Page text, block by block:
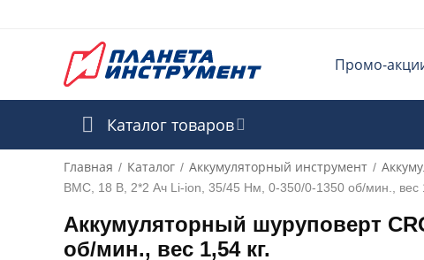
Промо-
Каталог товаров
Главная / Каталог / Аккумуляторный инструмент /
BMC, 18 В, 2*2 Ач Li-ion, 35/45 Нм, 0-350/0-1350 об/мин., вес
Аккумуляторный шуруповерт
об/мин., вес 1,54 кг.